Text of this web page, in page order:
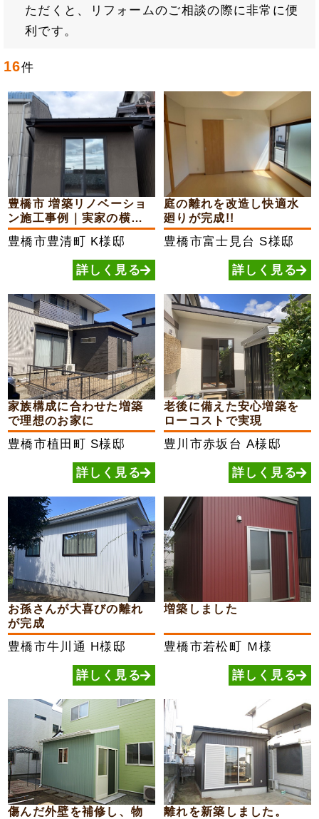
ただくと、リフォームのご相談の際に非常に便
利です。
16件
豊橋市 増築リノベーショ
ン施工事例｜実家の横に
16...
豊橋市豊清町 K様邸
詳しく見る
庭の離れを改造し快適水
廻りが完成!!
豊橋市富士見台 S様邸
詳しく見る
家族構成に合わせた増築
で理想のお家に
豊橋市植田町 S様邸
詳しく見る
老後に備えた安心増築を
ローコストで実現
豊川市赤坂台 A様邸
詳しく見る
お孫さんが大喜びの離れ
が完成
豊橋市牛川通 H様邸
詳しく見る
増築しました
豊橋市若松町 Ｍ様
詳しく見る
傷んだ外壁を補修し、物
離れを新築しました。